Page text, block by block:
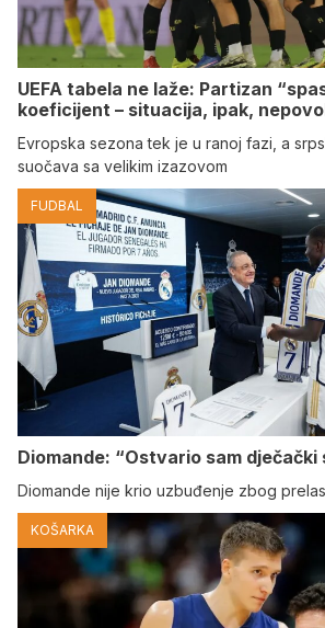
UEFA tabela ne laže: Partizan
koeficijent – situacija, ipak,
Evropska sezona tek je u ranoj fazi, a
suočava sa velikim izazovom
FUDBAL
Diomande: “Ostvario sam dječački
Diomande nije krio uzbuđenje zbog
KOŠARKA